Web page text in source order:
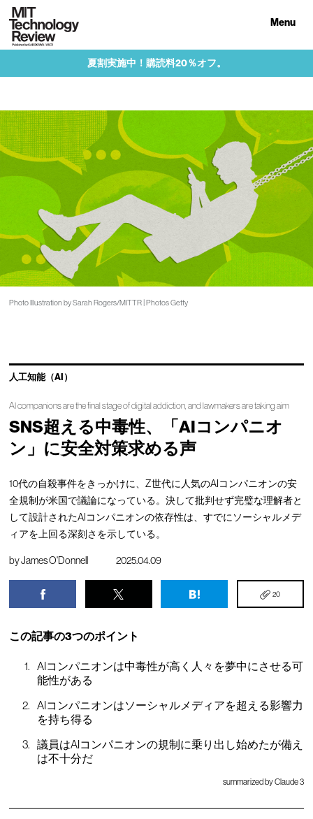
Menu
夏割実施中！購読料20％オフ。
Photo Illustration by Sarah Rogers/MITTR | Photos Getty
人工知能（AI）
AI companions are the final stage of digital addiction, and lawmakers are taking aim
SNS超える中毒性、「AIコンパニオ
ン」に安全対策求める声
10代の自殺事件をきっかけに、Z世代に人気のAIコンパニオンの安
全規制が米国で議論になっている。決して批判せず完璧な理解者と
して設計されたAIコンパニオンの依存性は、すでにソーシャルメデ
ィアを上回る深刻さを示している。
byJames O'Donnell 2025.04.09
20
この記事の3つのポイント
AIコンパニオンは中毒性が高く人々を夢中にさせる可
能性がある
AIコンパニオンはソーシャルメディアを超える影響力
を持ち得る
議員はAIコンパニオンの規制に乗り出し始めたが備え
は不十分だ
summarized by Claude 3